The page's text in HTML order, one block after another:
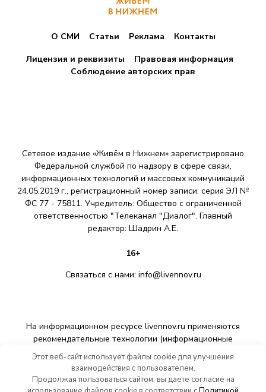
О СМИ Статьи Реклама
Контакты
Лицензия и реквизиты
Правовая информация
Соблюдение авторских прав
Сетевое издание «Живём в Нижнем» зарегистрировано
Федеральной службой по надзору в сфере связи,
информационных технологий и массовых коммуникаций
24.05.2019 г., регистрационный номер записи: серия ЭЛ №
ФС 77 - 75811. Учредитель: Общество с ограниченной
ответственностью "Телеканал "Диалог". Главный
редактор: Шадрин A.E.
16+
Связаться с нами: info@livennov.ru
На информационном ресурсе livennov.ru применяются
рекомендательные технологии (информационные
технологии предоставления информации на основе сбора,
систематизации и анализа сведений, относящихся к
предпочтениям пользователей сети «Интернет»,
находящихся на территории Российской Федерации).
Этот веб-сайт использует файлы cookie для улучшения
взаимодействия с пользователем.
Продолжая пользоваться сайтом, вы даете согласие на